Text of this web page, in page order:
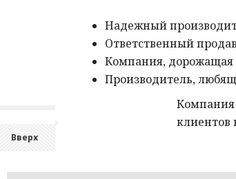
Вверх
Надежный
Ответственный
Компания, дорожащая
Производитель,
Компания
клиентов